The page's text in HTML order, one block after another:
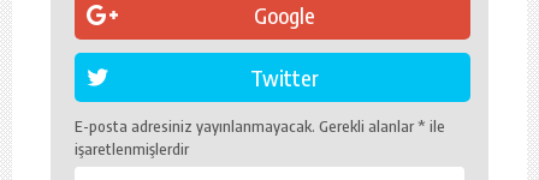
Google
Twitter
E-posta adresiniz yayınlanmayacak. Gerekli alanlar* ile
işaretlenmişlerdir